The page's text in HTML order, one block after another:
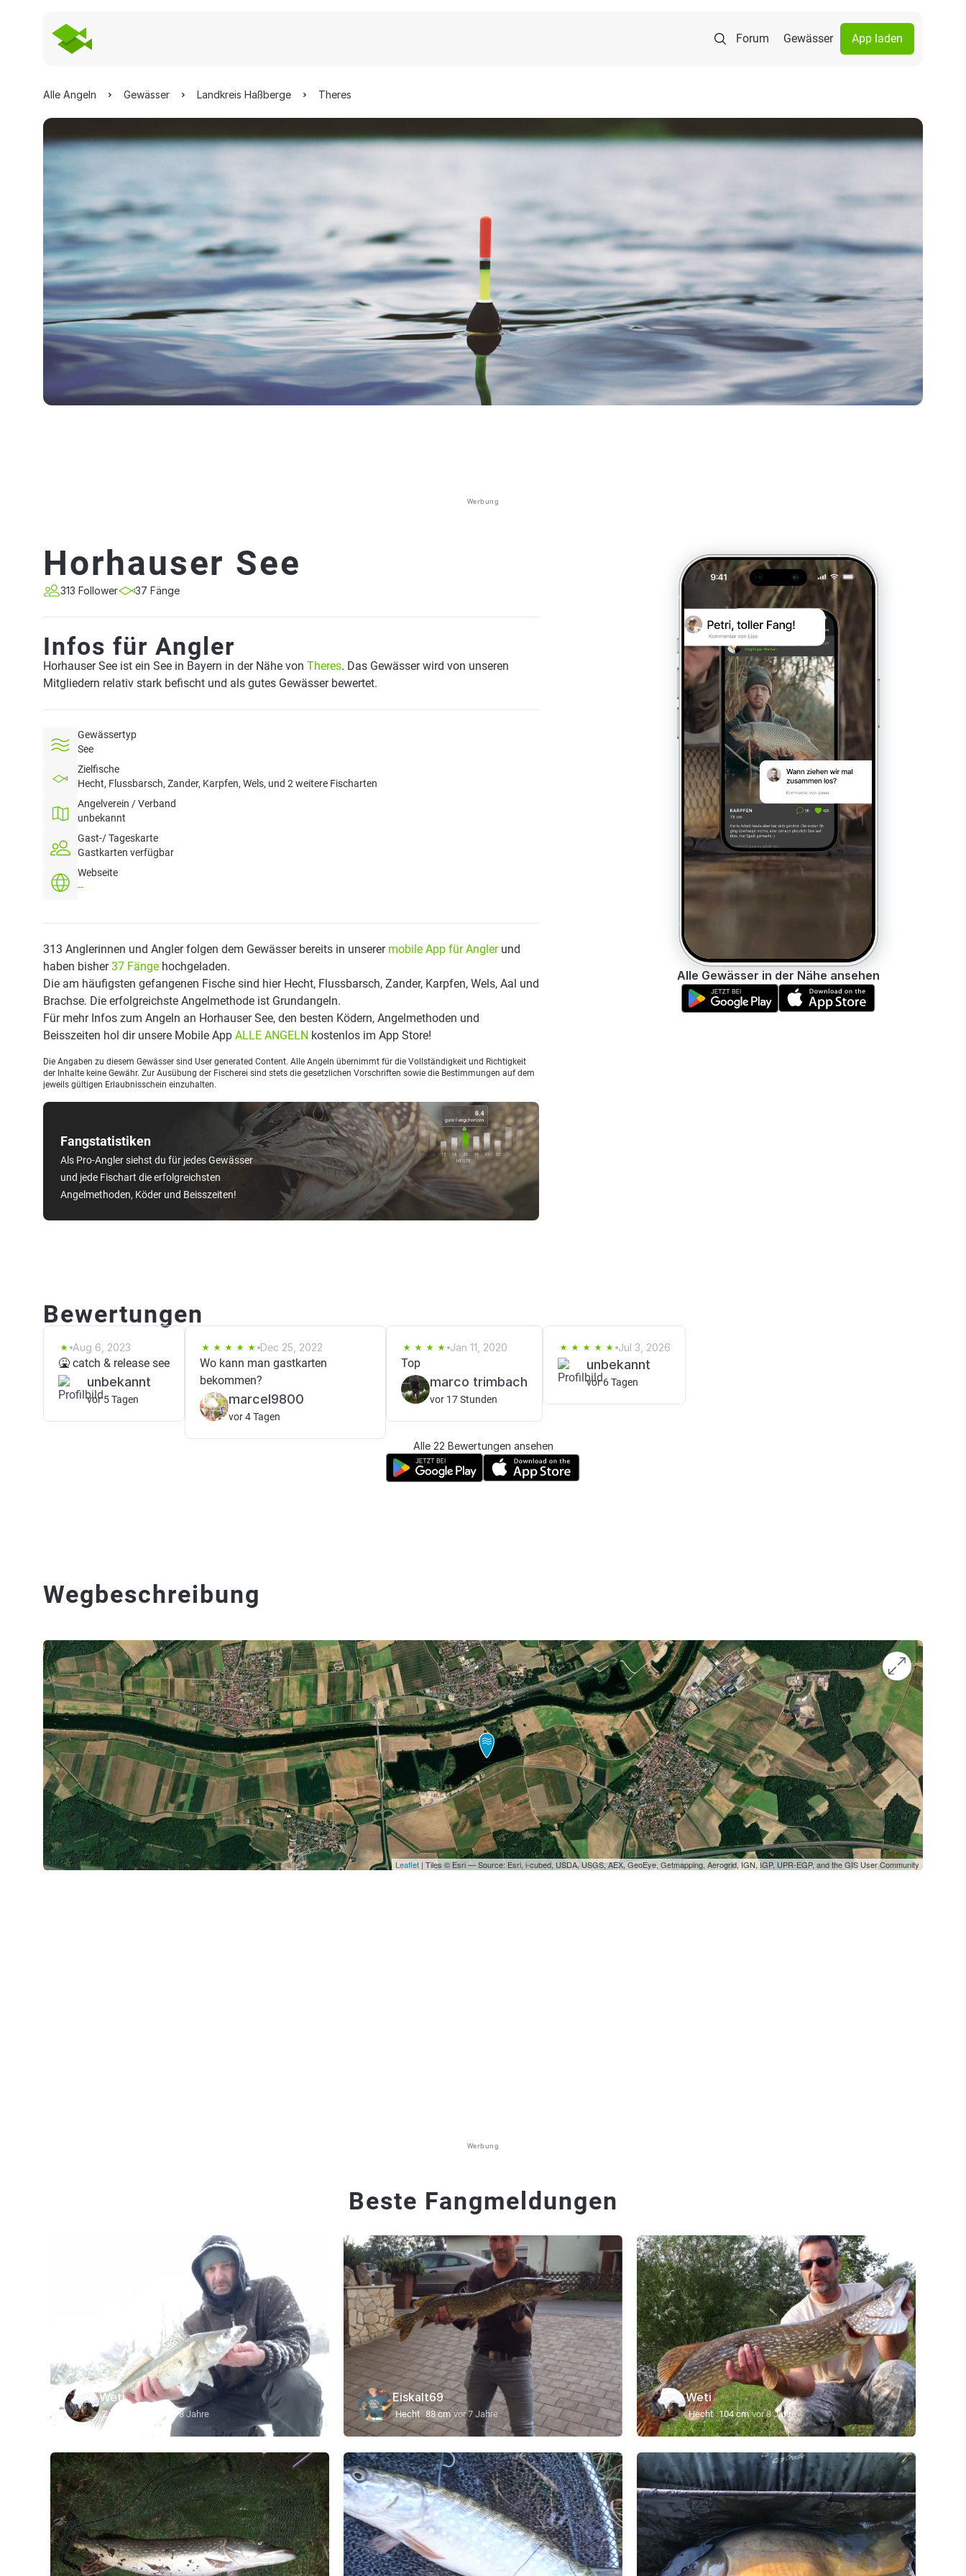
Forum Gewässer App laden
Alle Angeln Gewässer Landkreis Haßberge Theres
Werbung
Horhauser See
313 Follower 37 Fänge
Infos für Angler
Horhauser See ist ein See in Bayern in der Nähe von Theres. Das Gewässer wird von unseren
Mitgliedern relativ stark befischt und als gutes Gewässer bewertet.
Gewässertyp
See
Zielfische
Hecht, Flussbarsch, Zander, Karpfen, Wels, und 2 weitere Fischarten
Angelverein / Verband
unbekannt
Gast-/ Tageskarte
Gastkarten verfügbar
Webseite
--
Fangstatistiken
Als Pro-Angler siehst du für jedes Gewässer
und jede Fischart die erfolgreichsten
Angelmethoden, Köder und Beisszeiten!
313 Anglerinnen und Angler folgen dem Gewässer bereits in unserer mobile App für Anglerund
haben bisher37 Fänge hochgeladen.
Die am häufigsten gefangenen Fische sind hier Hecht, Flussbarsch, Zander, Karpfen, Wels, Aal und
Brachse. Die erfolgreichste Angelmethode ist Grundangeln.
Für mehr Infos zum Angeln an Horhauser See, den besten Ködern, Angelmethoden und
Beisszeiten hol dir unsere Mobile App ALLE ANGELN kostenlos im App Store!
Die Angaben zu diesem Gewässer sind User generated Content. Alle Angeln übernimmt für die Vollständigkeit und Richtigkeit
der Inhalte keine Gewähr. Zur Ausübung der Fischerei sind stets die gesetzlichen Vorschriften sowie die Bestimmungen auf dem
jeweils gültigen Erlaubnisschein einzuhalten.
Alle Gewässer in der Nähe ansehen
Bewertungen
Aug 6, 2023
🤮 catch & release see
unbekannt
vor 5 Tagen
Dec 25, 2022
Wo kann man gastkarten
bekommen?
marcel9800
vor 4 Tagen
Jan 11, 2020
Top
marco trimbach
vor 17 Stunden
Jul 3, 2026
unbekannt
vor 6 Tagen
Alle 22 Bewertungen ansehen
Wegbeschreibung
Leaflet | Tiles © Esri — Source: Esri, i-cubed, USDA, USGS, AEX, GeoEye, Getmapping, Aerogrid, IGN, IGP, UPR-EGP, and the GIS User Community
Werbung
Beste Fangmeldungen
Weti
Zander vor 8 Jahre
Eiskalt69
Hecht 88 cm vor 7 Jahre
Weti
Hecht 104 cm vor 8 Jahre